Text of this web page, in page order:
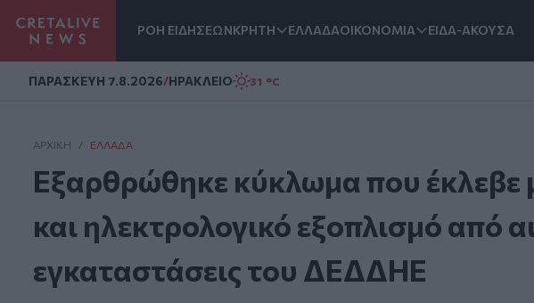
ΡΟΗ ΕΙΔΗΣΕΩΝΚΡΗΤΗ ΕΛΛΑΔΑΟΙΚΟΝΟΜΙΑ ΕΙΔΑ-ΑΚΟΥΣΑ
ΠΑΡΑΣΚΕΥΗ 7.8.2026/ΗΡΑΚΛΕΙΟ 31 °C
ΑΡΧΙΚΗ / ΕΛΛΆΔΑ
Εξαρθρώθηκε κύκλωμα που έκλεβε
και ηλεκτρολογικό εξοπλισμό από
εγκαταστάσεις του ΔΕΔΔΗΕ